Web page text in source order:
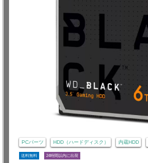
PCパーツ HDD（ハードディスク） 内蔵HDD
送料無料 24時間以内に出荷